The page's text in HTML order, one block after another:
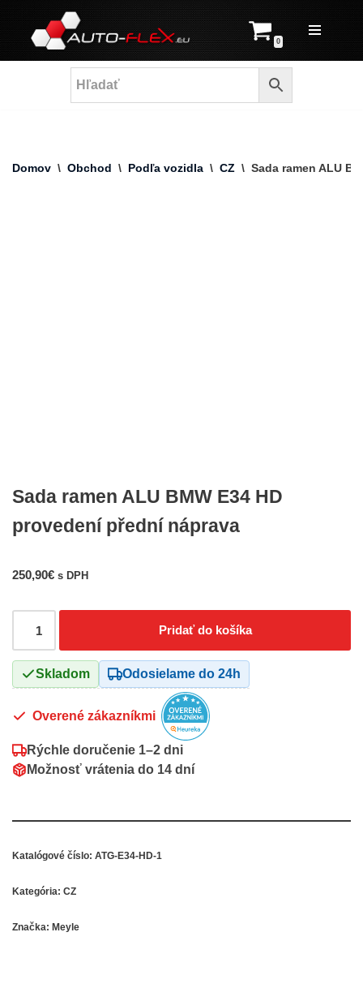
Prejsť
na
0
Domov \ Obchod \ Podľa vozidla \ CZ \ Sada ramen ALU
Sada ramen ALU BMW E34 HD
provedení přední náprava
250,90€ s DPH
Pridať do košíka
Skladom Odosielame do 24h
Overené zákazníkmi
Rýchle doručenie 1–2 dni
Možnosť vrátenia do 14 dní
Katalógové číslo: ATG-E34-HD-1
Kategória: CZ
Značka: Meyle